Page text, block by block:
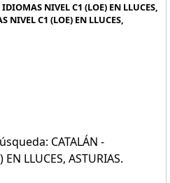
NIVEL C1 (LOE) EN LLUCES,
NIVEL C1 (LOE) EN LLUCES,
CATALÁN -
LLUCES, ASTURIAS.